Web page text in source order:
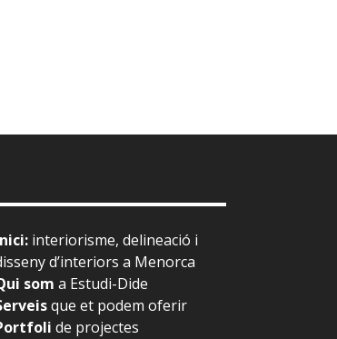
: interiorisme, delineació i
d’interiors a Menorca
som a Estudi-Dide
que et podem oferir
de projectes